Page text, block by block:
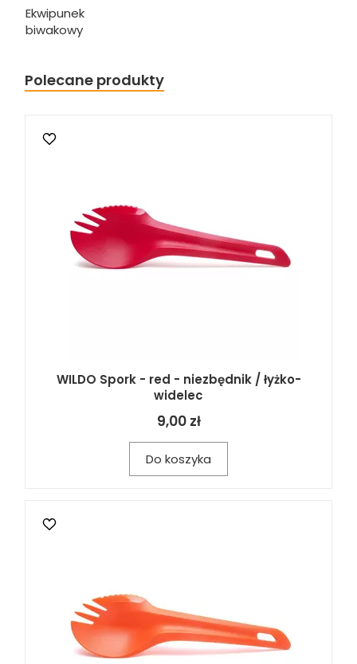
Ekwipunek
biwakowy
Polecane produkty
WILDO Spork - red - niezbędnik / łyżko-
widelec
9,00 zł
Do koszyka